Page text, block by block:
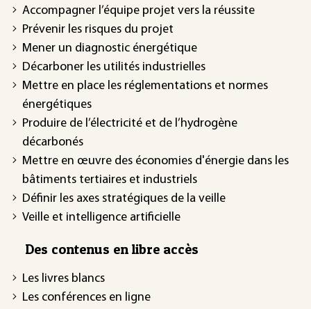
Accompagner l’équipe projet vers la réussite
Prévenir les risques du projet
Mener un diagnostic énergétique
Décarboner les utilités industrielles
Mettre en place les réglementations et normes
énergétiques
Produire de l’électricité et de l’hydrogène
décarbonés
Mettre en œuvre des économies d'énergie dans les
bâtiments tertiaires et industriels
Définir les axes stratégiques de la veille
Veille et intelligence artificielle
Des contenus en libre accès
Les livres blancs
Les conférences en ligne